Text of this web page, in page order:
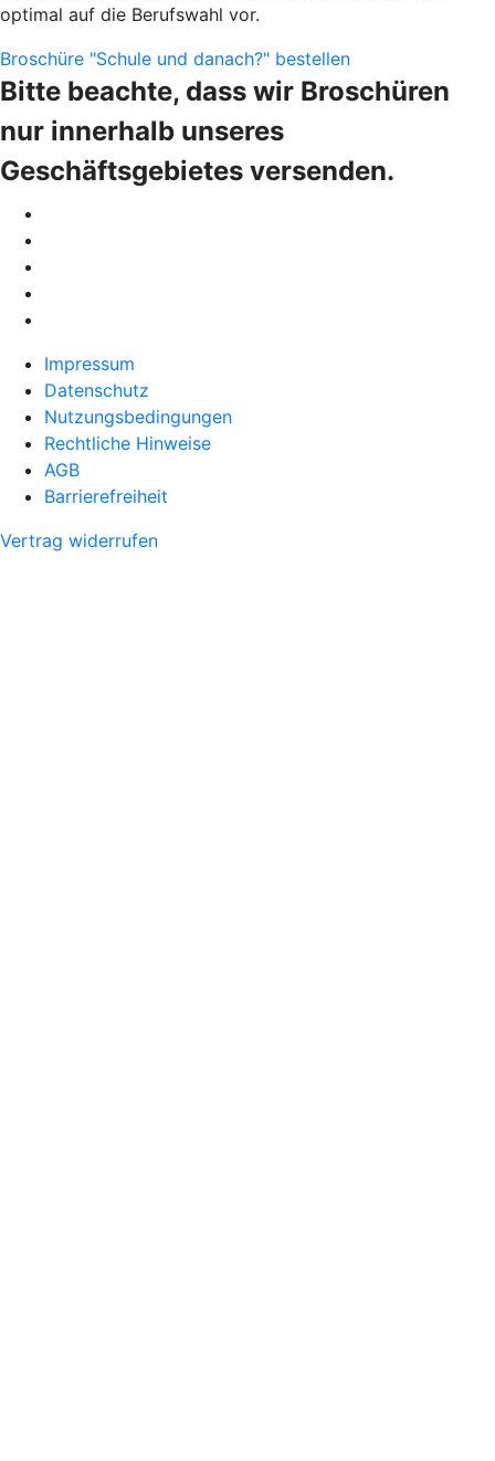
optimal auf die Berufswahl vor.
Broschüre "Schule und danach?" bestellen
Bitte beachte, dass wir Broschüren
nur innerhalb unseres
Geschäftsgebietes versenden.
Impressum
Datenschutz
Nutzungsbedingungen
Rechtliche Hinweise
AGB
Barrierefreiheit
Vertrag widerrufen